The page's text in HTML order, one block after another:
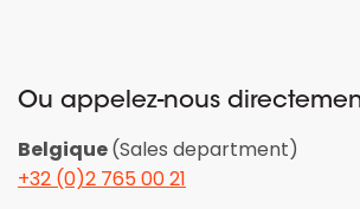
Ou appelez-nous
Belgique(Sales department)
+32 (0)2 765 00 21